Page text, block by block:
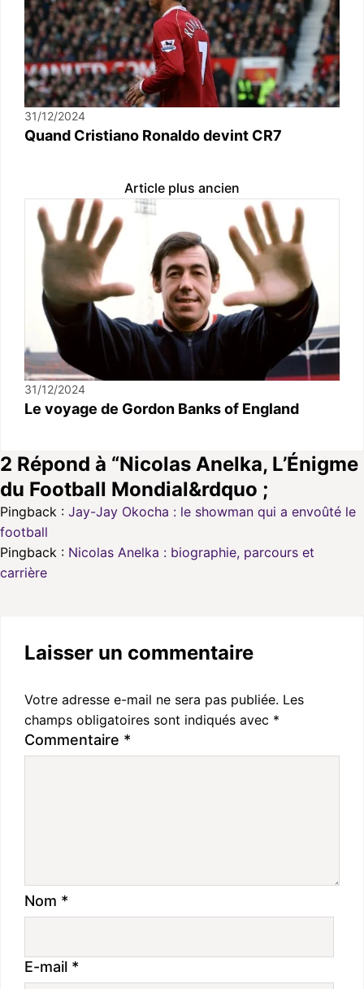
31/12/2024
Quand Cristiano Ronaldo devint CR7
Article plus ancien
31/12/2024
Le voyage de Gordon Banks of England
2 Répond à “Nicolas Anelka, L’Énigme
du Football Mondial&rdquo ;
Pingback : Jay-Jay Okocha : le showman qui a envoûté le
football
Pingback : Nicolas Anelka : biographie, parcours et
carrière
Laisser un commentaire
Votre adresse e-mail ne sera pas publiée. Les
champs obligatoires sont indiqués avec *
Commentaire *
Nom *
E-mail *